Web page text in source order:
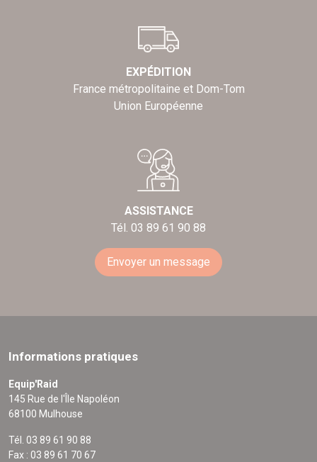
EXPÉDITION
France métropolitaine et Dom-Tom
Union Européenne
ASSISTANCE
Tél. 03 89 61 90 88
Envoyer un message
Informations pratiques
Equip'Raid
145 Rue de l'Île Napoléon
68100 Mulhouse
Tél. 03 89 61 90 88
Fax : 03 89 61 70 67